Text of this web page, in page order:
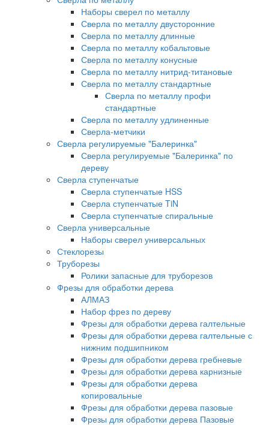
Наборы сверел по металлу
Сверла по металлу двусторонние
Сверла по металлу длинные
Сверла по металлу кобальтовые
Сверла по металлу конусные
Сверла по металлу нитрид-титановые
Сверла по металлу стандартные
Сверла по металлу профи
стандартные
Сверла по металлу удлиненные
Сверла-метчики
Сверла регулируемые "Балеринка"
Сверла регулируемые "Балеринка" по
дереву
Сверла ступенчатые
Сверла ступенчатые HSS
Сверла ступенчатые TiN
Сверла ступенчатые спиральные
Сверла универсальные
Наборы сверел универсальных
Стеклорезы
Труборезы
Ролики запасные для труборезов
Фрезы для обработки дерева
АЛМАЗ
Набор фрез по дереву
Фрезы для обработки дерева галтельные
Фрезы для обработки дерева галтельные с
нижним подшипником
Фрезы для обработки дерева гребневые
Фрезы для обработки дерева карнизные
Фрезы для обработки дерева
копировальные
Фрезы для обработки дерева пазовые
Фрезы для обработки дерева Пазовые